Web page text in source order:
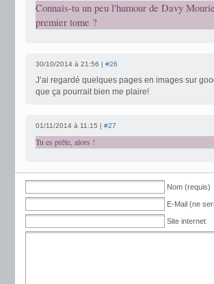
Connais-tu un peu l'humour de Davy
premier tome ?
30/10/2014 à 21:56 | #26
J’ai regardé quelques pages en images sur
que ça pourrait bien me plaire!
01/11/2014 à 11:15 | #27
Tu es prête, alors !
Nom (requis)
E-Mail (ne
Site internet